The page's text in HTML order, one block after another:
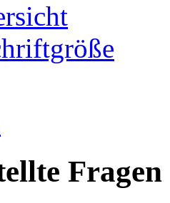
Fragen